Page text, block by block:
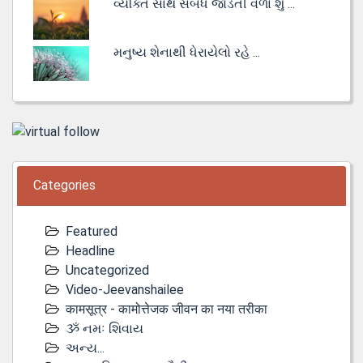
વ્યક્તિ સાથે સંબંધ જોડતી વેળા શું ...
મનુષ્ય શેનાથી ધેરાયેલો રહે ...
Categories
Featured
Headline
Uncategorized
Video-Jeevanshailee
कामसूत्र - कामोत्तेजक जीवन का नया तरीका
ૐ નમઃ શિવાય
અન્ય...